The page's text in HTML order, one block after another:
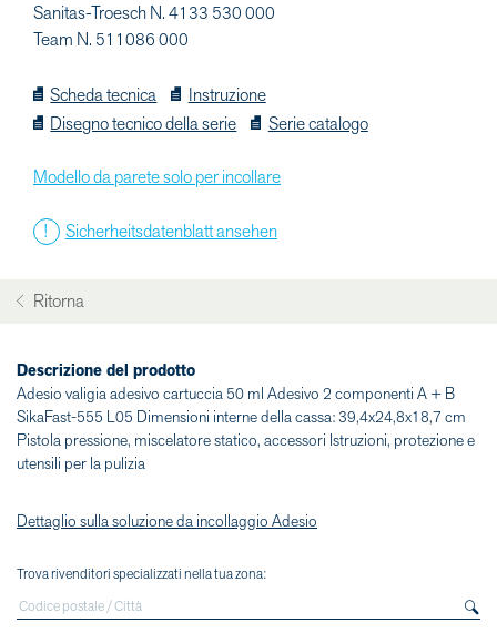
Sanitas-Troesch N. 4133 530 000
Team N. 511086 000
Scheda tecnica
Instruzione
Disegno tecnico della serie
Serie catalogo
Modello da parete solo per incollare
Sicherheitsdatenblatt ansehen
Ritorna
Descrizione del prodotto
Adesio valigia adesivo cartuccia 50 ml Adesivo 2 componenti A + B
SikaFast-555 L05 Dimensioni interne della cassa: 39,4x24,8x18,7 cm
Pistola pressione, miscelatore statico, accessori Istruzioni, protezione e
utensili per la pulizia
Dettaglio sulla soluzione da incollaggio Adesio
Trova rivenditori specializzati nella tua zona: